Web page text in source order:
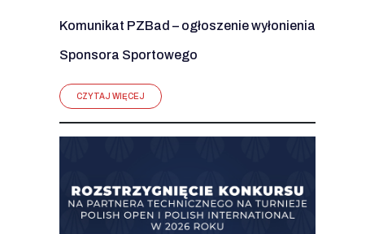
Komunikat PZBad – ogłoszenie wyłonienia
Sponsora Sportowego
CZYTAJ WIĘCEJ